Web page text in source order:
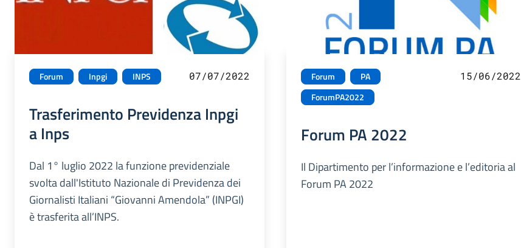
Forum Inpgi INPS 07/07/2022
Trasferimento Previdenza Inpgi
a Inps
Dal 1° luglio 2022 la funzione previdenziale
svolta dall'Istituto Nazionale di Previdenza dei
Giornalisti Italiani “Giovanni Amendola” (INPGI)
è trasferita all’INPS.
Forum
PA
ForumPA2022
15/06/2022
Forum PA 2022
Il Dipartimento per l’informazione e l’editoria al
Forum PA 2022